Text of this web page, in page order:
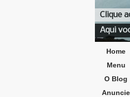
Clique
Aqui
Home
Menu
O Blog
Anuncie